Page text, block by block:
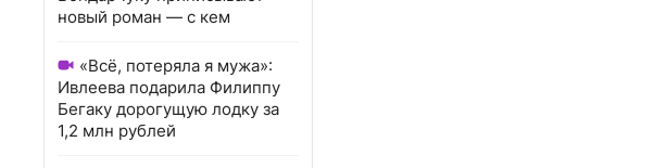
новый роман — с кем
«Всё, потеряла я мужа»:
Ивлеева подарила Филиппу
Бегаку дорогущую лодку за
1,2 млн рублей